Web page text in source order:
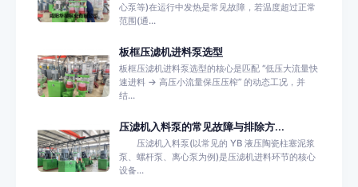
心泵等)在运行中发热是常见故障，若温度超过正常
范围(通...
板框压滤机进料泵选型
板框压滤机进料泵选型的核心是匹配 “低压大流量快
速进料 → 高压小流量保压压榨” 的动态工况，并
结...
压滤机入料泵的常见故障与排除方...
压滤机入料泵(以常见的 YB 液压陶瓷柱塞泥浆
泵、螺杆泵、离心泵为例)是压滤机进料环节的核心
设备...